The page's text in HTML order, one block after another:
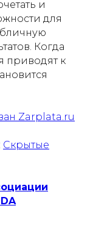
и
для
Когда
приводят к
Zarplata.ru
Скрытые